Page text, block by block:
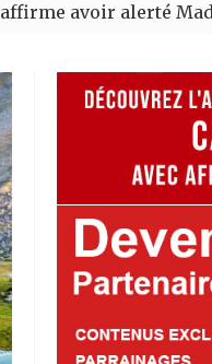
alerté Madrid des